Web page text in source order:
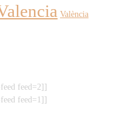
València
feed=2]]
feed=1]]